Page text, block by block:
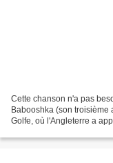
Cette chanson n'a pas
Babooshka (son troisième
Golfe, où l'Angleterre a